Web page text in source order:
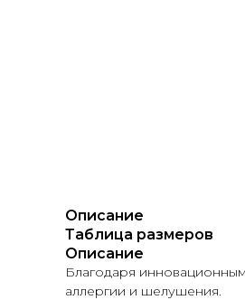
Описание
Таблица размеров
Описание
Благодаря
аллергии и шелушения.